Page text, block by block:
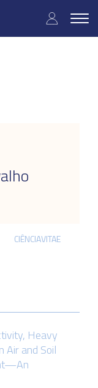
User
CIÊNCIAVITAE
Heavy
and Soil